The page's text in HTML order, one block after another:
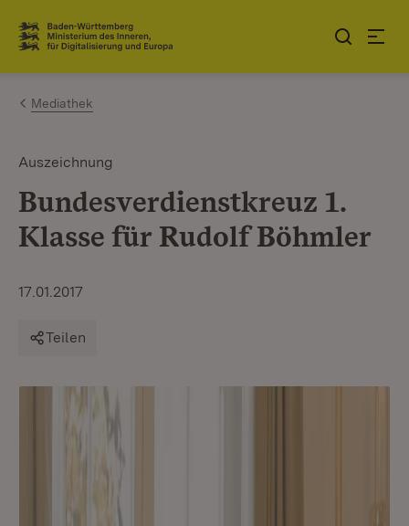
Zum Inhalt springen
Link zur Startseite
Mediathek
Auszeichnung
Bundesverdienstkreuz 1.
Klasse für Rudolf Böhmler
17.01.2017
Teilen